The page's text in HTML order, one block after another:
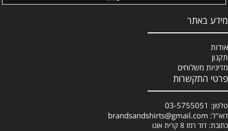
מידע באתר
אודות
תקנון
מדיניות משלוחים
פרטי התקשרות
טלפון: 03-5755051
דוא"ל: brandsandshirts@gmail.com
כתובת: דוד רמז 8 קרית אונו